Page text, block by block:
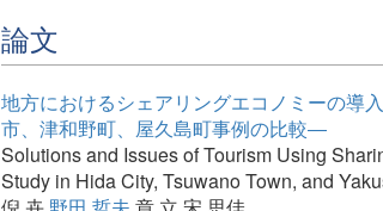
論文
地方におけるシェアリングエコノミーの導
市、津和野町、屋久島町事例の比較―
Solutions and Issues of Tourism Using
Study in Hida City, Tsuwano Town, and